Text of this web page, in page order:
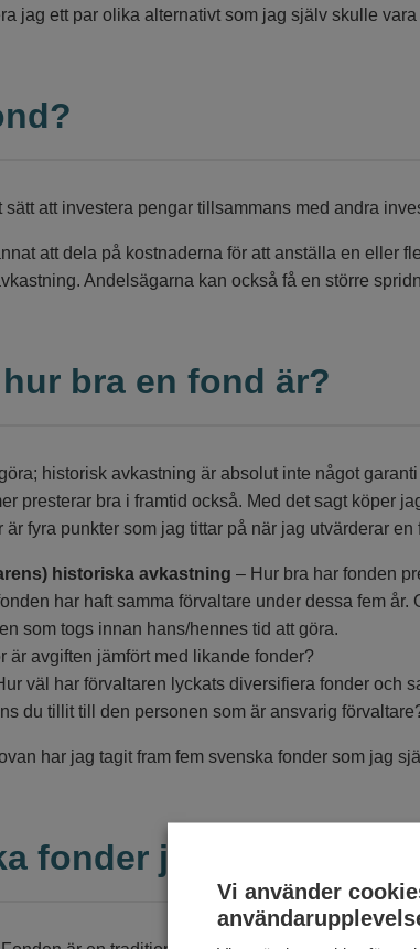
jag ett par olika alternativt som jag själv skulle
sätt att investera pengar tillsammans med andra
att dela på kostnaderna för att anställa en eller
Andelsägarna kan också få en större
bra en fond är?
historisk avkastning är absolut inte något
presterar bra i framtid också. Med det sagt köper
fyra punkter som jag tittar på när jag utvärderar en
historiska avkastning – Hur bra har fonden
har haft samma förvaltare under dessa fem
som togs innan hans/hennes tid att göra.
är avgiften jämfört med likande fonder?
väl har förvaltaren lyckats diversifiera fonder och
du tillit till den personen som är ansvarig
har jag tagit fram fem svenska fonder som jag
fonder jag själv äger
Vi använder